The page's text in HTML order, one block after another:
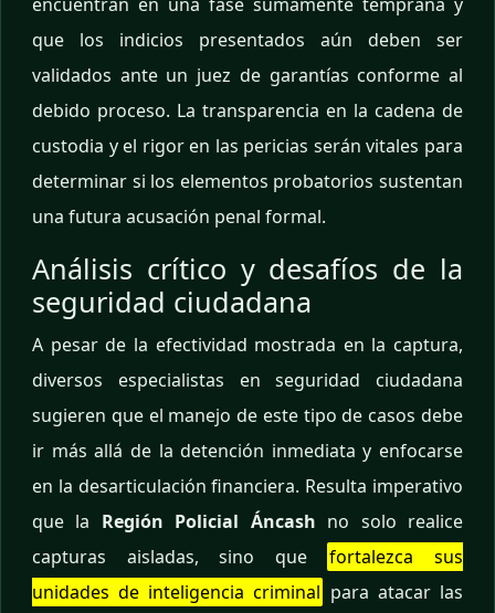
que los indicios presentados aún deben ser
validados ante un juez de garantías conforme al
debido proceso. La transparencia en la cadena de
custodia y el rigor en las pericias serán vitales para
determinar si los elementos probatorios sustentan
una futura acusación penal formal.
Análisis crítico y desafíos de la
seguridad ciudadana
A pesar de la efectividad mostrada en la captura,
diversos especialistas en seguridad ciudadana
sugieren que el manejo de este tipo de casos debe
ir más allá de la detención inmediata y enfocarse
en la desarticulación financiera. Resulta imperativo
que la Región Policial Áncash no solo realice
capturas aisladas, sino que fortalezca sus
unidades de inteligencia criminal para atacar las